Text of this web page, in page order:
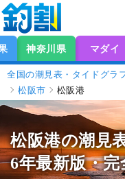
神奈川県 マダイ
全国の潮見表・タイドグラ
松阪市
松阪港
松阪港の潮見
6年最新版・完